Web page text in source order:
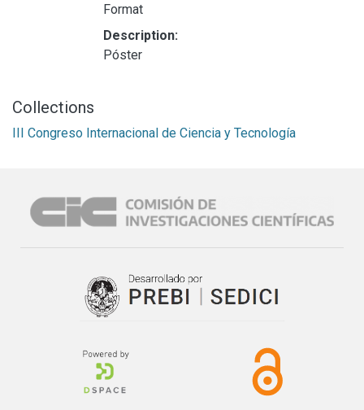
Format
Description:
Póster
Collections
III Congreso Internacional de Ciencia y Tecnología